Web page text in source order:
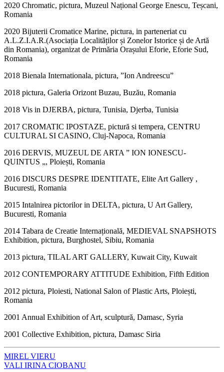
2020 Chromatic, pictura, Muzeul Național George Enescu, Teșcani,
Romania
2020 Bijuterii Cromatice Marine, pictura, in parteneriat cu
A.L.Z.I.A.R.(Asociația Localităților și Zonelor Istorice și de Artă
din Romania), organizat de Primăria Orașului Eforie, Eforie Sud,
Romania
2018 Bienala Internationala, pictura, ”Ion Andreescu”
2018 pictura, Galeria Orizont Buzau, Buzău, Romania
2018 Vis in DJERBA, pictura, Tunisia, Djerba, Tunisia
2017 CROMATIC IPOSTAZE, pictură si tempera, CENTRU
CULTURAL SI CASINO, Cluj-Napoca, Romania
2016 DERVIS, MUZEUL DE ARTA ” ION IONESCU-
QUINTUS „, Ploiești, Romania
2016 DISCURS DESPRE IDENTITATE, Elite Art Gallery ,
Bucuresti, Romania
2015 Intalnirea pictorilor in DELTA, pictura, U Art Gallery,
Bucuresti, Romania
2014 Tabara de Creatie Internațională, MEDIEVAL SNAPSHOTS
Exhibition, pictura, Burghostel, Sibiu, Romania
2013 pictura, TILAL ART GALLERY, Kuwait City, Kuwait
2012 CONTEMPORARY ATTITUDE Exhibition, Fifth Edition
2012 pictura, Ploiesti, National Salon of Plastic Arts, Ploiești,
Romania
2001 Annual Exhibition of Art, sculptură, Damasc, Syria
2001 Collective Exhibition, pictura, Damasc Siria
MIREL VIERU
VALI IRINA CIOBANU